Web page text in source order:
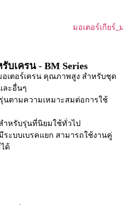
บเครน - BM Series
อเตอร์เครน คุณภาพสูง สำหรับชุด
ละอื่นๆ
นตามความเหมาะสมต่อการใช้
ำหรับรุ่นที่นิยมใช้ทั่วไป
ะบบเบรคแยก สามารถใช้งานคู่
ด้